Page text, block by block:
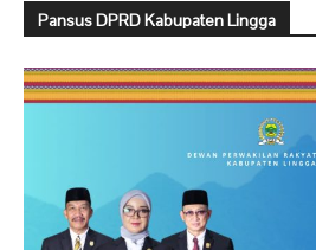
Pansus DPRD Kabupaten Lingga